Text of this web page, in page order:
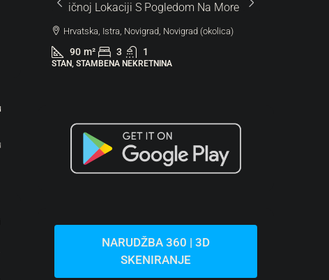
6.522 €/m²
Lovrečica | Moderan Stan U Prizemlju Sa
STAN, STAMBENA NEKRETNINA